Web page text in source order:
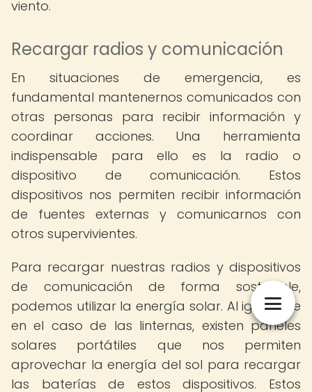
viento.
Recargar radios y comunicación
En situaciones de emergencia, es
fundamental mantenernos comunicados con
otras personas para recibir información y
coordinar acciones. Una herramienta
indispensable para ello es la radio o
dispositivo de comunicación. Estos
dispositivos nos permiten recibir información
de fuentes externas y comunicarnos con
otros supervivientes.
Para recargar nuestras radios y dispositivos
de comunicación de forma sostenible,
podemos utilizar la energía solar. Al igual que
en el caso de las linternas, existen paneles
solares portátiles que nos permiten
aprovechar la energía del sol para recargar
las baterías de estos dispositivos. Estos